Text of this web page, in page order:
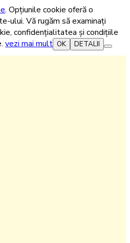
. Opțiunile cookie oferă o
ului. Vă rugăm să examinați
confidențialitatea și condițiile
vezi mai mult OK DETALII